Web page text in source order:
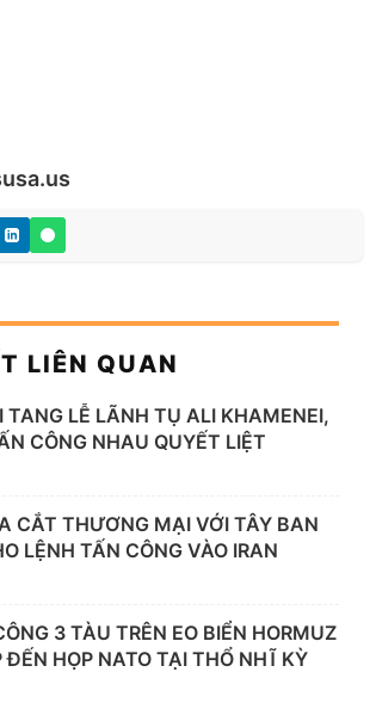
LIÊN QUAN
TANG LỄ LÃNH TỤ ALI KHAMENEI,
CÔNG NHAU QUYẾT LIỆT
CẮT THƯƠNG MẠI VỚI TÂY BAN
LỆNH TẤN CÔNG VÀO IRAN
3 TÀU TRÊN EO BIỂN HORMUZ
ĐẾN HỌP NATO TẠI THỔ NHĨ KỲ